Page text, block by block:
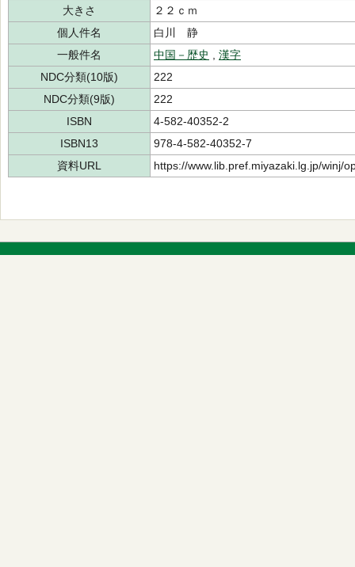
大きさ
２２ｃｍ
個人件名
白川 静
一般件名
中国－歴史
漢字
NDC分類(10版)
222
NDC分類(9版)
222
ISBN
4-582-40352-2
ISBN13
978-4-582-40352-7
資料URL
https://www.lib.pref.miyazaki.lg.jp/winj/